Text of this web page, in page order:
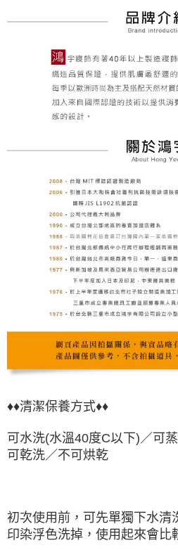
♦♦清潔保養方式♦♦
可水洗(水溫40度C以下)／可
可乾洗／不可烘乾
初次使用前，可先單獨下水清
印染浮色洗掉，使用起來會比